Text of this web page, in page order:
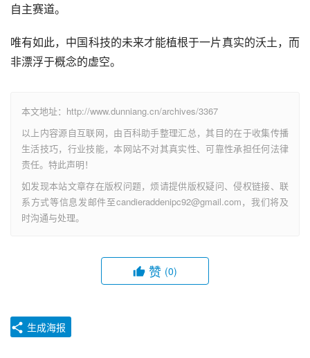
自主赛道。
唯有如此，中国科技的未来才能植根于一片真实的沃土，而
非漂浮于概念的虚空。
本文地址：http://www.dunniang.cn/archives/3367
以上内容源自互联网，由百科助手整理汇总，其目的在于收集传播
生活技巧，行业技能，本网站不对其真实性、可靠性承担任何法律
责任。特此声明！
如发现本站文章存在版权问题，烦请提供版权疑问、侵权链接、联
系方式等信息发邮件至candieraddenipc92@gmail.com，我们将及
时沟通与处理。
赞 (0)
生成海报